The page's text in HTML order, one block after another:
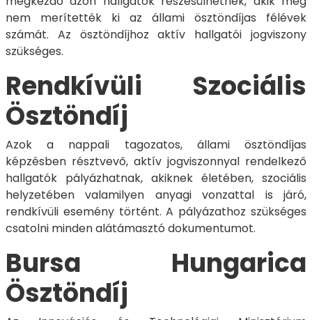
nem merítették ki az állami ösztöndíjas félévek
számát. Az ösztöndíjhoz aktív hallgatói jogviszony
szükséges.
Rendkívüli Szociális
Ösztöndíj
Azok a nappali tagozatos, állami ösztöndíjas
képzésben résztvevő, aktív jogviszonnyal rendelkező
hallgatók pályázhatnak, akiknek életében, szociális
helyzetében valamilyen anyagi vonzattal is járó,
rendkívüli esemény történt. A pályázathoz szükséges
csatolni minden alátámasztó dokumentumot.
Bursa Hungarica
Ösztöndíj